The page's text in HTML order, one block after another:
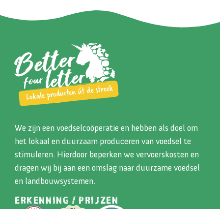
We zijn een voedselcoöperatie en hebben als doel om
het lokaal en duurzaam produceren van voedsel te
stimuleren. Hierdoor beperken we vervoerskosten en
dragen wij bij aan een omslag naar duurzame voedsel
en landbouwsystemen.
ERKENNING / PRIJZEN